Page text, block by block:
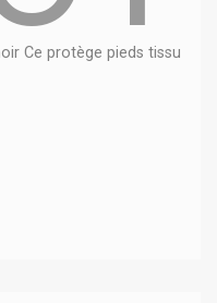
Ce protège pieds tissu